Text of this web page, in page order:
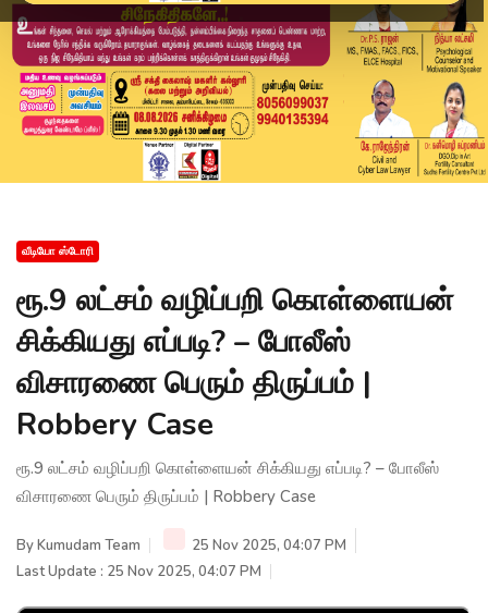
வீடியோ ஸ்டோரி
ரூ.9 லட்சம் வழிப்பறி கொள்ளையன்
சிக்கியது எப்படி? – போலீஸ்
விசாரணை பெரும் திருப்பம் |
Robbery Case
ரூ.9 லட்சம் வழிப்பறி கொள்ளையன் சிக்கியது எப்படி? – போலீஸ்
விசாரணை பெரும் திருப்பம் | Robbery Case
ByKumudam Team
25 Nov 2025, 04:07 PM
Last Update : 25 Nov 2025, 04:07 PM